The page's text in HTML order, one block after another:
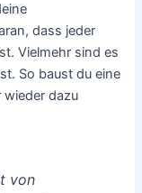
dass jeder
Vielmehr sind es
So baust du eine
wieder dazu
von